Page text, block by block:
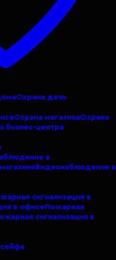
Охрана дачи
Охрана магазинаОхрана
бизнес-центра
в
Видеонаблюдение в
сигнализация в
в офисеПожарная
сигнализация в